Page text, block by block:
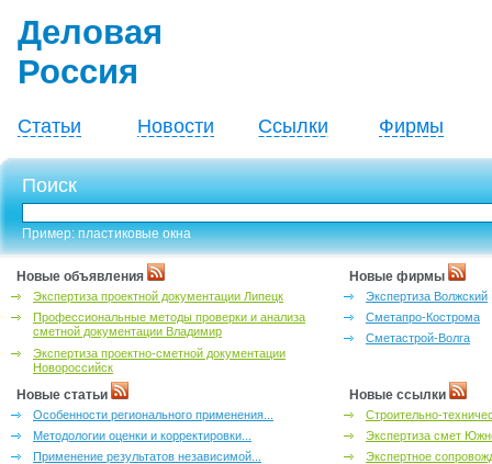
Деловая
Россия
Статьи Новости Ссылки Фирмы
Поиск
Пример: пластиковые окна
Новые объявления
Экспертиза проектной документации Липецк
Профессиональные методы проверки и анализа
сметной документации Владимир
Экспертиза проектно-сметной документации
Новороссийск
Новые фирмы
Экспертиза Волжский
Сметапро-Кострома
Сметастрой-Волга
Новые статьи
Особенности регионального применения...
Методологии оценки и корректировки...
Применение результатов независимой...
Новые ссылки
Строительно-
Экспертиза смет
Экспертное